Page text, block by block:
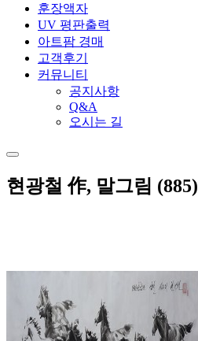
훈장액자
UV 평판출력
아트팜 경매
고객후기
커뮤니티
공지사항
Q&A
오시는 길
현광철 作, 말그림 (885)